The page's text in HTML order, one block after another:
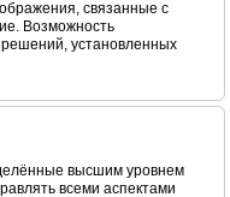
связанные с
Возможность
установленных
высшим уровнем
всеми аспектами